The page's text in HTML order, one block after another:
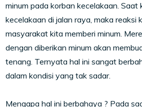
minum pada korban kecelakaan. Saat
kecelakaan di jalan raya, maka reaksi
masyarakat kita memberi minum.
dengan diberikan minum akan
tenang. Ternyata hal ini sangat
dalam kondisi yang tak sadar.
Mengapa hal ini berbahaya ? Pada